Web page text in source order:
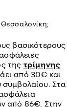
βασικότερους
της τρίμηνης
από 30€ και
συμβολαίου. Στα
από 86€. Στην